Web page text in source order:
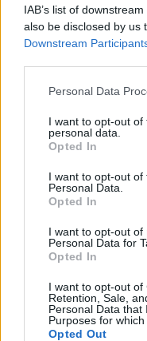
IAB’s list of
also be disclosed by us
Downstream
Personal Data
I want to opt-out
personal data.
Opted In
I want to opt-out of
Personal Data.
Opted In
I want to opt-out of
Personal Data for
Opted In
I want to opt-out of
Retention, Sale,
Personal Data that
Purposes for which
Opted Out